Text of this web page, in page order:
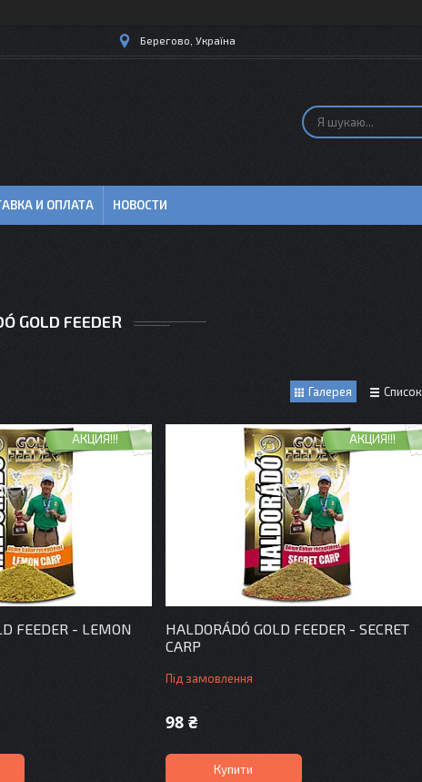
Берегово, Україна
И ОПЛАТА НОВОСТИ
GOLD FEEDER
Галерея Список
АКЦИЯ!!!
FEEDER - LEMON
АКЦИЯ!!!
HALDORÁDÓ GOLD FEEDER - SECRET
CARP
Під замовлення
98 ₴
Купити